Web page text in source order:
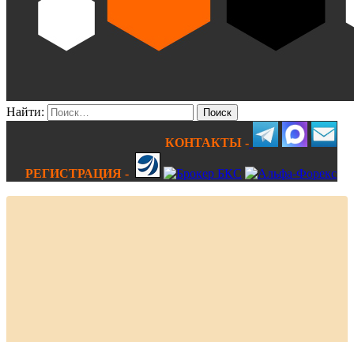
Найти:
КОНТАКТЫ -
РЕГИСТРАЦИЯ -